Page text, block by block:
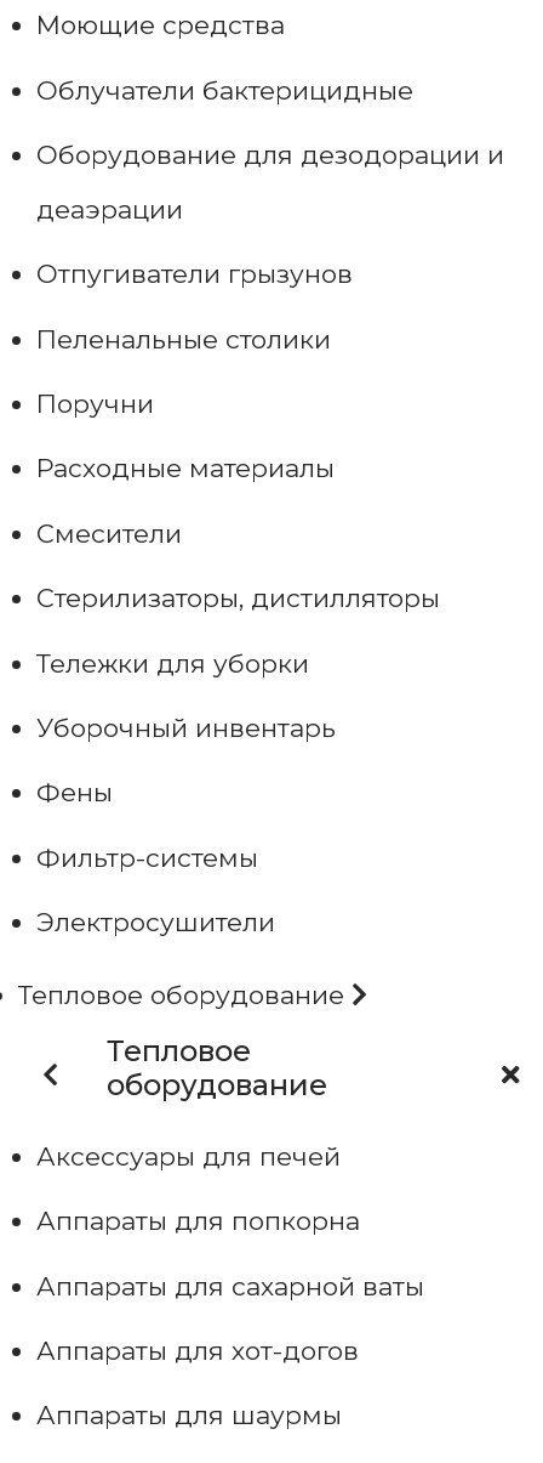
Моющие средства
Облучатели бактерицидные
Оборудование для дезодорации и
деаэрации
Отпугиватели грызунов
Пеленальные столики
Поручни
Расходные материалы
Смесители
Стерилизаторы, дистилляторы
Тележки для уборки
Уборочный инвентарь
Фены
Фильтр-системы
Электросушители
Тепловое оборудование
Тепловое
оборудование
Аксессуары для печей
Аппараты для попкорна
Аппараты для сахарной ваты
Аппараты для хот-догов
Аппараты для шаурмы